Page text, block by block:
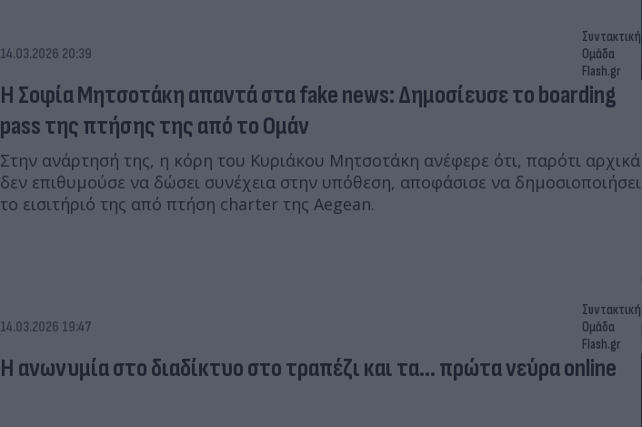
14.03.2026 20:39
Συντακτική
Ομάδα
Flash.gr
Η Σοφία Μητσοτάκη απαντά στα fake news: Δημοσίευσε το boarding
pass της πτήσης της από το Ομάν
Στην ανάρτησή της, η κόρη του Κυριάκου Μητσοτάκη ανέφερε ότι, παρότι αρχικά
δεν επιθυμούσε να δώσει συνέχεια στην υπόθεση, αποφάσισε να δημοσιοποιήσει
το εισιτήριό της από πτήση charter της Aegean.
14.03.2026 19:47
Συντακτική
Ομάδα
Flash.gr
Η ανωνυμία στο διαδίκτυο στο τραπέζι και τα... πρώτα νεύρα online